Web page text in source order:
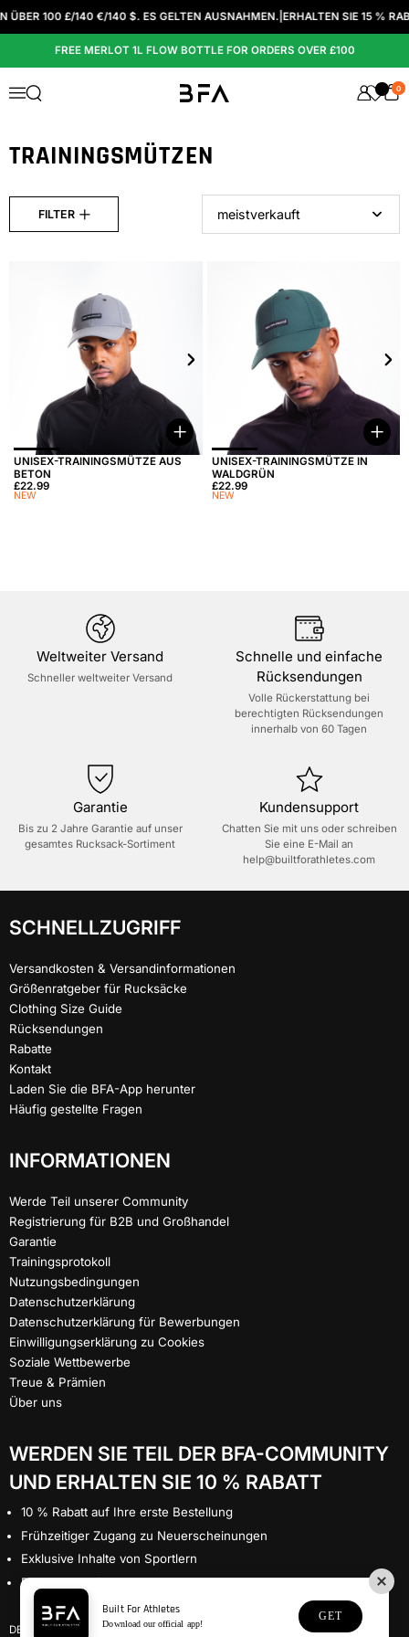
Zum Inhalt springen
ÜBER 100 £/140 €/140 $. ES GELTEN AUSNAHMEN.|ERHALTEN SIE 15 %
FREE MERLOT 1L FLOW BOTTLE FOR ORDERS OVER £100
Menü
Suche öffnen 0
TRAININGSMÜTZEN
FILTER
Weiter
Optionen wählen
UNISEX-TRAININGSMÜTZE AUS
BETON
Preis:
£22.99
NEW
UNISEX-TRAININGSMÜTZE IN
WALDGRÜN
Preis:
£22.99
NEW
Weltweiter Versand
Schneller weltweiter Versand
Schnelle und einfache
Rücksendungen
Volle Rückerstattung bei
berechtigten Rücksendungen
innerhalb von 60 Tagen
Garantie
Bis zu 2 Jahre Garantie auf unser
gesamtes Rucksack-Sortiment
Kundensupport
Chatten Sie mit uns oder schreiben
Sie eine E-Mail an
help@builtforathletes.com
SCHNELLZUGRIFF
Versandkosten & Versandinformationen
Größenratgeber für Rucksäcke
Clothing Size Guide
Rücksendungen
Rabatte
Kontakt
Laden Sie die BFA-App herunter
Häufig gestellte Fragen
INFORMATIONEN
Werde Teil unserer Community
Registrierung für B2B und Großhandel
Garantie
Trainingsprotokoll
Nutzungsbedingungen
Datenschutzerklärung
Datenschutzerklärung für Bewerbungen
Einwilligungserklärung zu Cookies
Soziale Wettbewerbe
Treue & Prämien
Über uns
WERDEN SIE TEIL DER BFA-COMMUNITY
UND ERHALTEN SIE 10 % RABATT
10 % Rabatt auf Ihre erste Bestellung
Frühzeitiger Zugang zu Neuerscheinungen
Exklusive Inhalte von Sportlern
Prämien nur für Mitglieder
Sprache wählen
DE Währung wählen
GBP £
Built For Athletes
Download our official app!
GET